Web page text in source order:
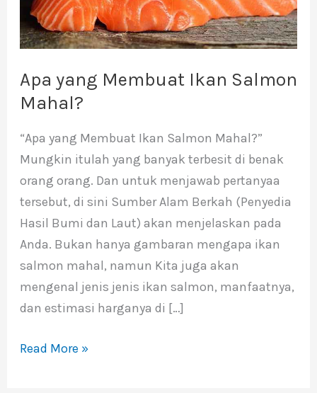
Apa yang Membuat Ikan Salmon
Mahal?
“Apa yang Membuat Ikan Salmon Mahal?”
Mungkin itulah yang banyak terbesit di benak
orang orang. Dan untuk menjawab pertanyaa
tersebut, di sini Sumber Alam Berkah (Penyedia
Hasil Bumi dan Laut) akan menjelaskan pada
Anda. Bukan hanya gambaran mengapa ikan
salmon mahal, namun Kita juga akan
mengenal jenis jenis ikan salmon, manfaatnya,
dan estimasi harganya di […]
Salmon
Mahal?
Read More »